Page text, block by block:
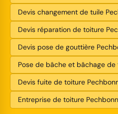
Devis changement de tuile
Devis réparation de toiture
Devis pose de gouttière
Pose de bâche et bâchage de
Devis fuite de toiture
Entreprise de toiture